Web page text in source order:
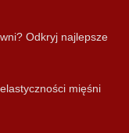
Odkryj najlepsze
mięśni